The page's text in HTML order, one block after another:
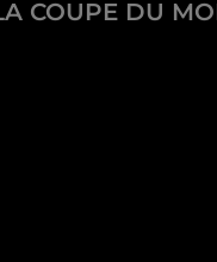
COUPE DU